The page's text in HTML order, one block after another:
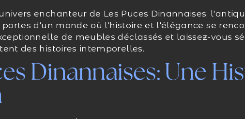
enchanteur de Les Puces Dinannaises,
d'un monde où l'histoire et l'élégance se
de meubles déclassés et laissez-vous
des histoires intemporelles.
Dinannaises: Une